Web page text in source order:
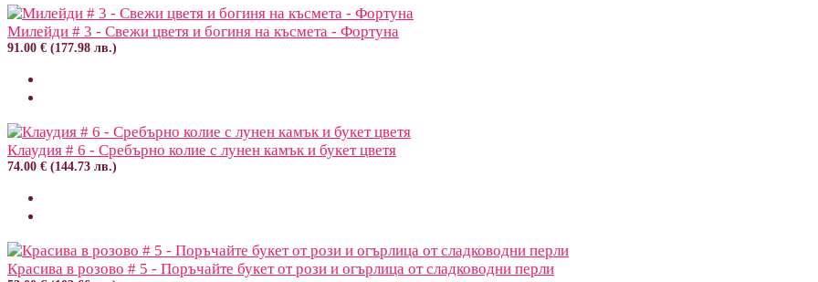
Милейди # 3 - Свежи цветя и богиня на късмета - Фортуна
91.00 € (177.98 лв.)
Клаудия # 6 - Сребърно колие с лунен камък и букет цветя
74.00 € (144.73 лв.)
Красива в розово # 5 - Поръчайте букет от рози и огърлица от сладководни перли